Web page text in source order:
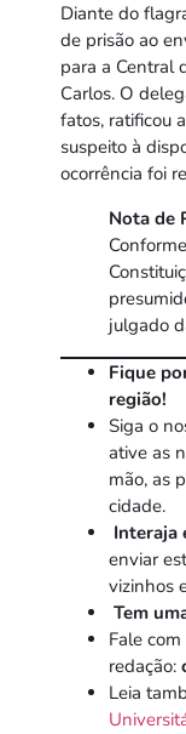
Diante do
de prisão ao
para a Central
Carlos. O
fatos, ratificou
suspeito à
ocorrência foi
Nota de
julgado
Fique
região!
Siga o
ative as
mão, as
cidade.
Interaja
enviar
vizinhos
Tem
Fale
redação:
Leia